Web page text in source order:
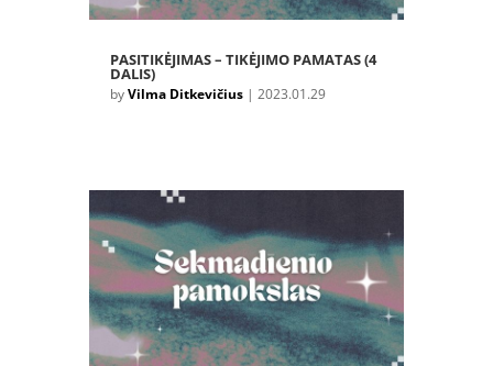
PASITIKĖJIMAS – TIKĖJIMO PAMATAS (4
DALIS)
byVilma Ditkevičius| 2023.01.29